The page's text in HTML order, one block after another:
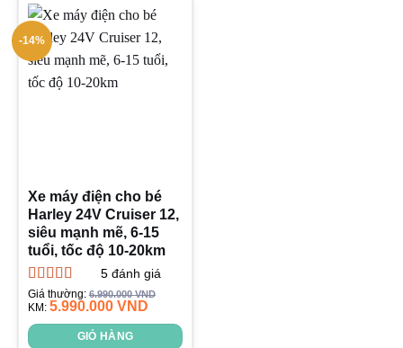
-14%
Xe máy điện cho bé
Harley 24V Cruiser 12,
siêu mạnh mẽ, 6-15
tuổi, tốc độ 10-20km
Được xếp
hạng4.60
5 sao
5đánh giá
Giá thường:6.990.000VND
KM: 5.990.000 VND
GIỎ HÀNG